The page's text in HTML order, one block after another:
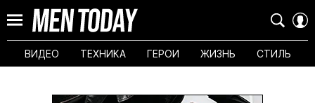
ВИДЕО ТЕХНИКА ГЕРОИ ЖИЗНЬ СТИЛЬ